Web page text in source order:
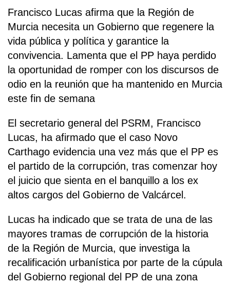
Francisco Lucas afirma que la Región de
Murcia necesita un Gobierno que regenere la
vida pública y política y garantice la
convivencia. Lamenta que el PP haya perdido
la oportunidad de romper con los discursos de
odio en la reunión que ha mantenido en Murcia
este fin de semana
El secretario general del PSRM, Francisco
Lucas, ha afirmado que el caso Novo
Carthago evidencia una vez más que el PP es
el partido de la corrupción, tras comenzar hoy
el juicio que sienta en el banquillo a los ex
altos cargos del Gobierno de Valcárcel.
Lucas ha indicado que se trata de una de las
mayores tramas de corrupción de la historia
de la Región de Murcia, que investiga la
recalificación urbanística por parte de la cúpula
del Gobierno regional del PP de una zona